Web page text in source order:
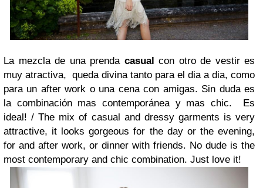
La mezcla de una prenda casual con otro de vestir es
muy atractiva, queda divina tanto para el dia a dia, como
para un after work o una cena con amigas. Sin duda es
la combinación mas contemporánea y mas chic. Es
ideal! /The mix of casual and dressy garments is very
attractive, it looks gorgeous for the day or the evening,
for and after work, or dinner with friends. No dude is the
most contemporary and chic combination. Just love it!